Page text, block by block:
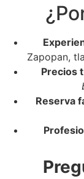
Zapopan,
Precios
Reserva